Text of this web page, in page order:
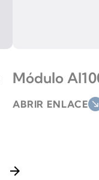
Módulo
ABRIR ENLACE
arrow_forward